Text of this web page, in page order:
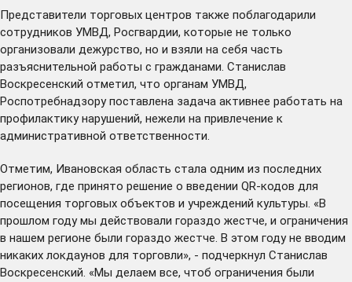
Представители торговых центров также поблагодарили
сотрудников УМВД, Росгвардии, которые не только
организовали дежурство, но и взяли на себя часть
разъяснительной работы с гражданами. Станислав
Воскресенский отметил, что органам УМВД,
Роспотребнадзору поставлена задача активнее работать на
профилактику нарушений, нежели на привлечение к
административной ответственности.
Отметим, Ивановская область стала одним из последних
регионов, где принято решение о введении QR-кодов для
посещения торговых объектов и учреждений культуры. «В
прошлом году мы действовали гораздо жестче, и ограничения
в нашем регионе были гораздо жестче. В этом году не вводим
никаких локдаунов для торговли», - подчеркнул Станислав
Воскресенский. «Мы делаем все, чтоб ограничения были